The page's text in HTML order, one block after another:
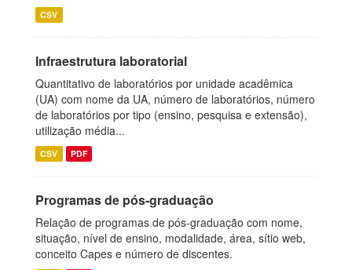
CSV
Infraestrutura laboratorial
Quantitativo de laboratórios por unidade acadêmica
(UA) com nome da UA, número de laboratórios, número
de laboratórios por tipo (ensino, pesquisa e extensão),
utilização média...
CSV PDF
Programas de pós-graduação
Relação de programas de pós-graduação com nome,
situação, nível de ensino, modalidade, área, sítio web,
conceito Capes e número de discentes.